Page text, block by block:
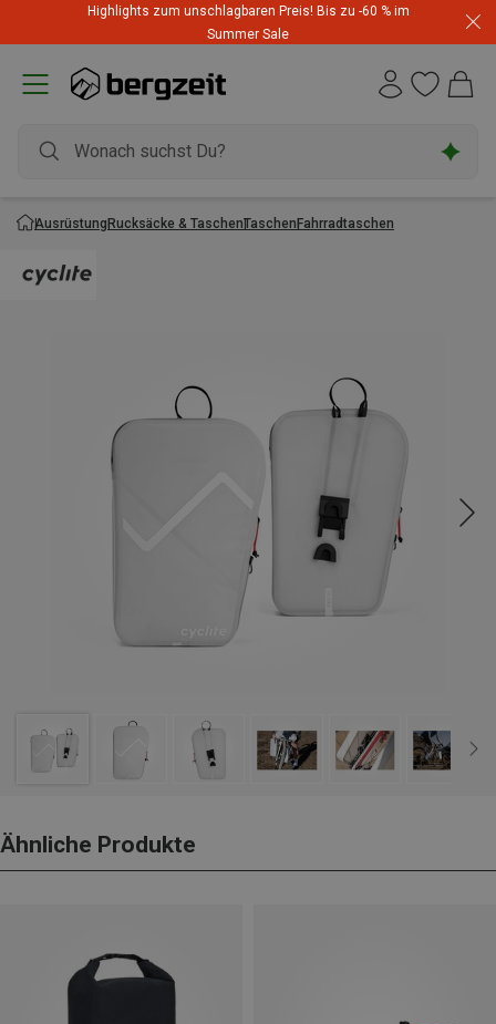
Highlights zum unschlagbaren Preis! Bis zu -60 % im
Summer Sale
AusrüstungRucksäcke & TaschenTaschenFahrradtaschen
Ähnliche Produkte